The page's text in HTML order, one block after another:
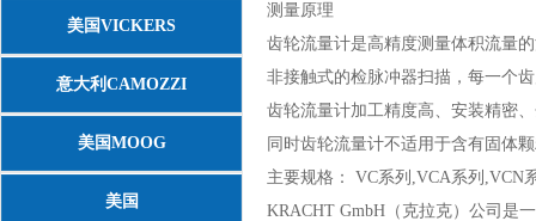
美国VICKERS
意大利CAMOZZI
美国MOOG
美国
测量原理
齿轮流量计是高精度测量体积流量
非接触式的检脉冲器扫描，每一个
齿轮流量计加工精度高、安装精密
同时齿轮流量计不适用于含有固体
主要规格： VC系列,VCA系列,VCN
KRACHT GmbH（克拉克）公司是